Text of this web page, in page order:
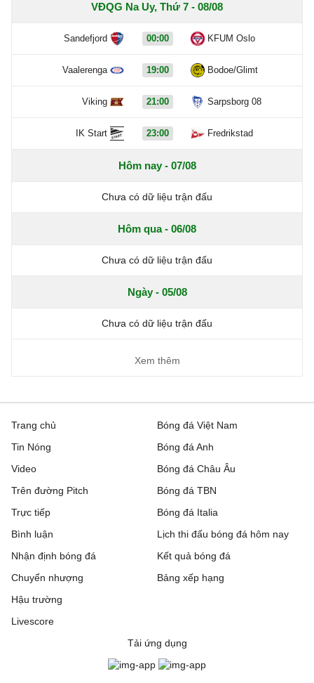
VĐQG Na Uy, Thứ 7 - 08/08
Sandefjord 00:00 KFUM Oslo
Vaalerenga 19:00 Bodoe/Glimt
Viking 21:00 Sarpsborg 08
IK Start 23:00 Fredrikstad
Hôm nay - 07/08
Chưa có dữ liệu trận đấu
Hôm qua - 06/08
Chưa có dữ liệu trận đấu
Ngày - 05/08
Chưa có dữ liệu trận đấu
Xem thêm
Trang chủ
Tin Nóng
Video
Trên đường Pitch
Trực tiếp
Bóng đá Việt Nam
Bóng đá Anh
Bóng đá Châu Âu
Bóng đá TBN
Bóng đá Italia
Bình luận
Nhận định bóng đá
Chuyển nhượng
Hậu trường
Livescore
Lịch thi đấu bóng đá hôm nay
Kết quả bóng đá
Bảng xếp hạng
Tải ứng dụng